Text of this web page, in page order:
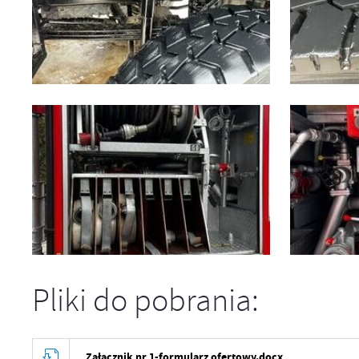
Pliki do pobrania: